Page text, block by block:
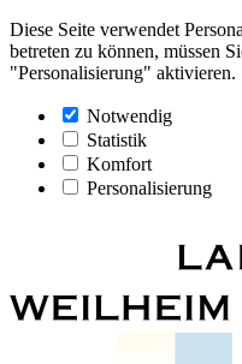
Diese Seite verwendet
betreten zu können, müssen
"Personalisierung" aktivieren.
Notwendig
Statistik
Komfort
Personalisierung